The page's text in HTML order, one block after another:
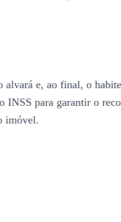
e, ao final, o
para garantir o
imóvel.